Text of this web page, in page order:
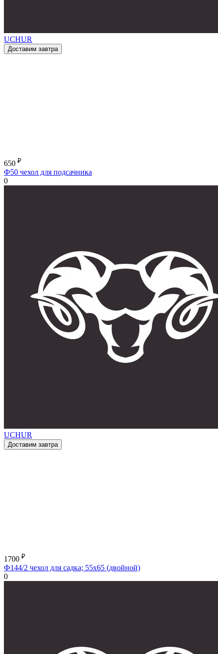
UCHUR
Доставим завтра
650 ₽
Ф50 чехол для подсачника
0
UCHUR
Доставим завтра
1700 ₽
Ф144/2 чехол для садка; 55х65 (двойной)
0